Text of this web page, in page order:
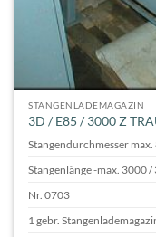
STANGENLADEMAGAZIN
3D / E85 / 3000 Z
Stangendurchmesser max.
Stangenlänge -max. 3000 /
Nr. 0703
1 gebr.